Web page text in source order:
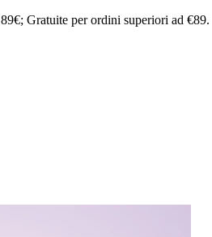
89€; Gratuite perordini superiori ad €89.